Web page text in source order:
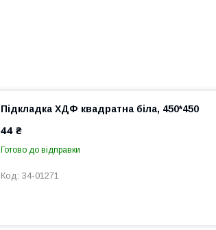
Підкладка ХДФ квадратна біла, 450*450
44 ₴
Готово до відправки
34-01271